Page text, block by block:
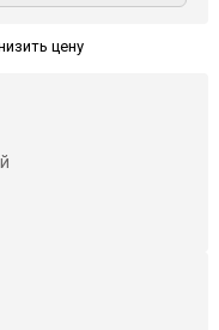
цену